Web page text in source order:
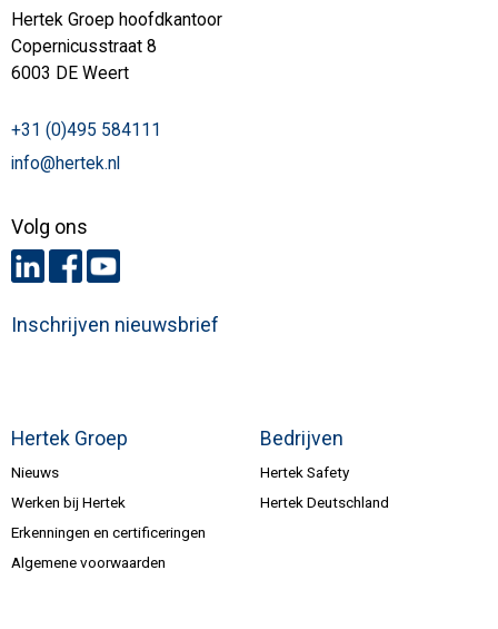
Hertek Groep
Nieuws
Werken bij Hertek
Erkenningen en certificeringen
Algemene voorwaarden
Bedrijven
Hertek Safety
Hertek Deutschland
Hertek Groep hoofdkantoor
Copernicusstraat 8
6003 DE Weert
+31 (0)495 584111
info@hertek.nl
Volg ons
Inschrijven nieuwsbrief